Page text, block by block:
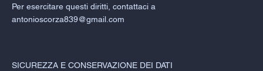
Per esercitare questi diritti, contattaci a
antonioscorza839@gmail.com
SICUREZZA E CONSERVAZIONE DEI DATI